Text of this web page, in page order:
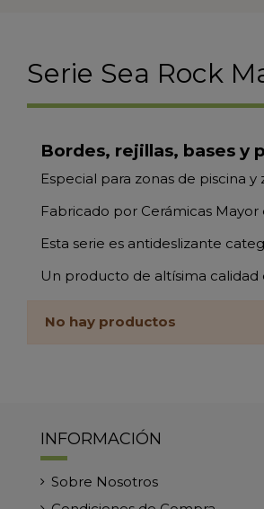
Serie Sea Rock
Bordes, rejillas, bases y
Especial para zonas de piscina
Fabricado por Cerámicas
Esta serie es antideslizante
Un producto de altísima
No hay productos
INFORMACIÓN
Sobre Nosotros